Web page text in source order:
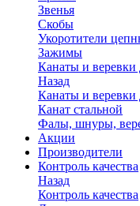
Звенья
Скобы
Укоротители
Зажимы
Канаты и веревки
Назад
Канаты и веревки
Канат стальной
Фалы, шнуры,
Акции
Производители
Контроль качества
Назад
Контроль качества